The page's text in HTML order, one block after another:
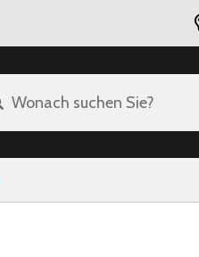
Wonach suchen Sie?